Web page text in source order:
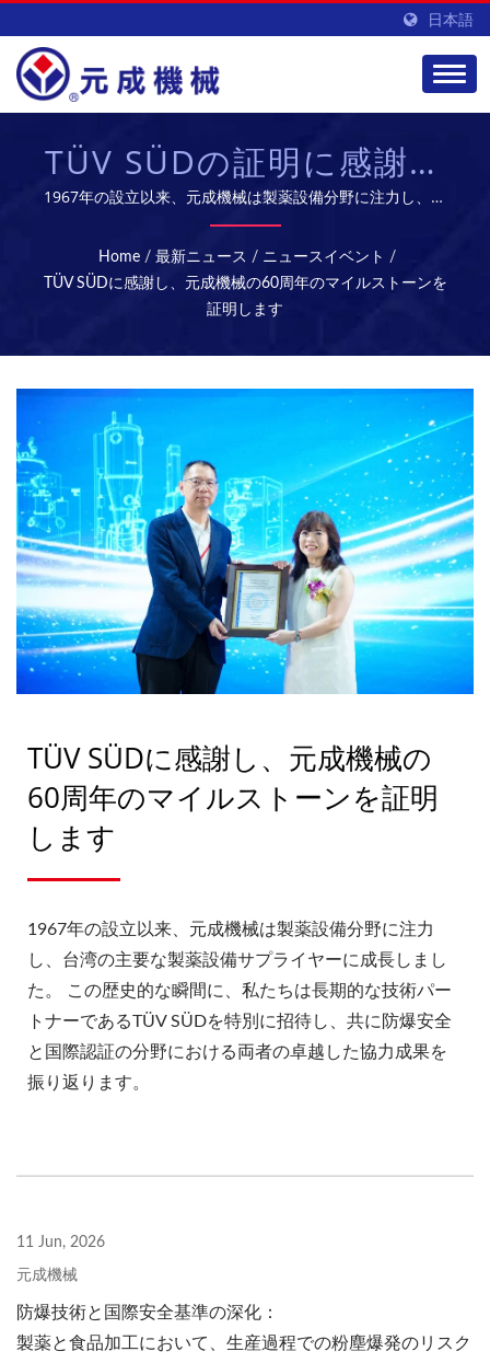
日本語
TÜV SÜDの証明に感謝し
ます元成機械60周年のマ
イルストーン
1967年の設立以来、元成機械は製薬設備分野に注力し、台
湾の主要な製薬設備サプライヤーに成長しました。 この歴
史的な瞬間に、私たちは長期的な技術パートナーであるTÜV
SÜDを特別に招待し、共に防爆安全と国際認証の分野におけ
る両者の卓越した協力成果を振り返ります。 元成は専門の
スを提供し、グローバル市場を開拓しています。
Home / 最新ニュース / ニュースイベント /
TÜV SÜDに感謝し、元成機械の60周年のマイルストーンを
証明します
TÜV SÜDに感謝し、元成機械の
60周年のマイルストーンを証明
します
1967年の設立以来、元成機械は製薬設備分野に注力
し、台湾の主要な製薬設備サプライヤーに成長しまし
た。 この歴史的な瞬間に、私たちは長期的な技術パー
トナーであるTÜV SÜDを特別に招待し、共に防爆安全
と国際認証の分野における両者の卓越した協力成果を
振り返ります。
11 Jun, 2026
元成機械
防爆技術と国際安全基準の深化：
製薬と食品加工において、生産過程での粉塵爆発のリスク